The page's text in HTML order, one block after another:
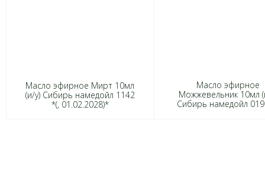
Масло эфирное Мирт 10мл
(и/у) Сибирь намедойл 1142
*(, 01.02.2028)*
Масло эфирное
Можжевельник 10мл
Сибирь намедойл